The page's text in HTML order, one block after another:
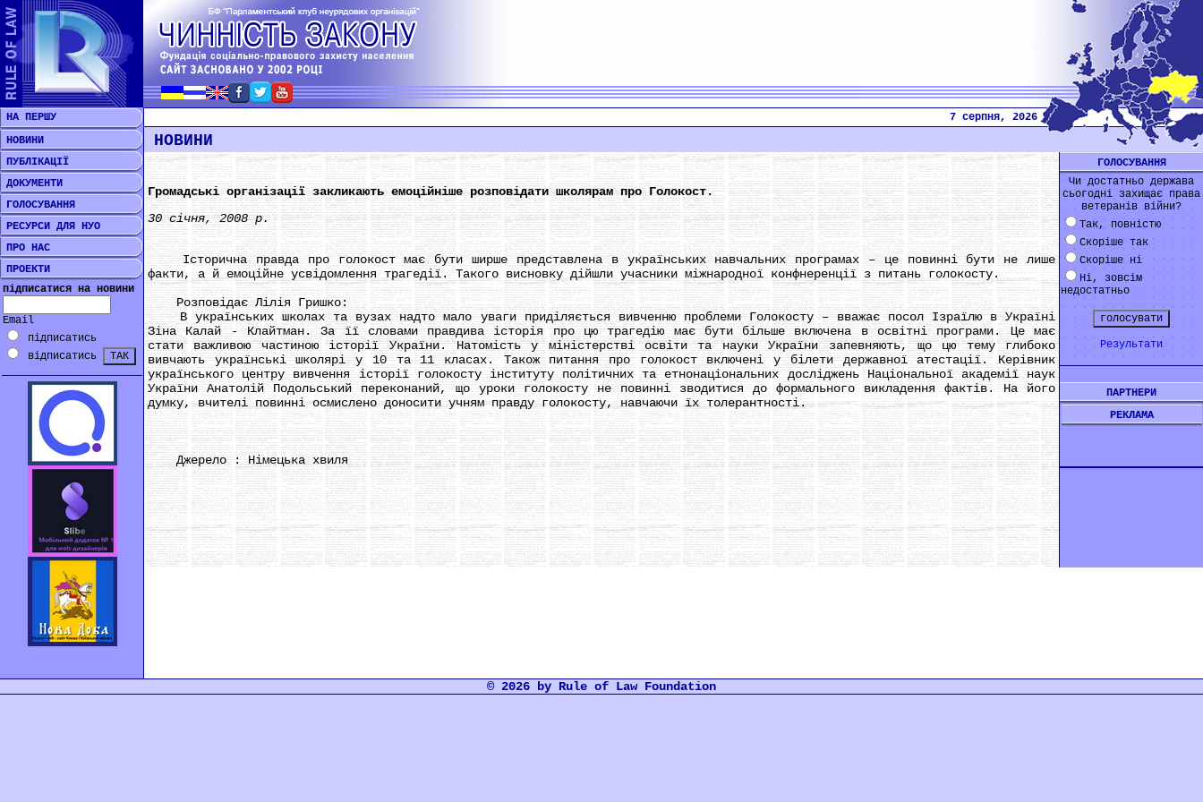
НА ПЕРШУ
7 серпня, 2026
НОВИНИ
ПУБЛІКАЦІЇ
ДОКУМЕНТИ
ГОЛОСУВАННЯ
РЕСУРСИ ДЛЯ НУО
ПРО НАС
ПРОЕКТИ
підписатися на новини
Email
підписатись
відписатись
НОВИНИ
Громадські організації закликають емоційніше розповідати школярам про Голокост.
30 січня, 2008 р.
Історична правда про голокост має бути ширше представлена в українських навчальних програмах – це повинні бути не лише
факти, а й емоційне усвідомлення трагедії. Такого висновку дійшли учасники міжнародної конфнеренції з питань голокосту.
Розповідає Лілія Гришко:
В українських школах та вузах надто мало уваги приділяється вивченню проблеми Голокосту – вважає посол Ізраїлю в Україні
Зіна Калай - Клайтман. За її словами правдива історія про цю трагедію має бути більше включена в освітні програми. Це має
стати важливою частиною історії України. Натомість у міністерстві освіти та науки України запевняють, що цю тему глибоко
вивчають українські школярі у 10 та 11 класах. Також питання про голокост включені у білети державної атестації. Керівник
українського центру вивчення історії голокосту інституту політичних та етнонаціональних досліджень Національної академії наук
України Анатолій Подольський переконаний, що уроки голокосту не повинні зводитися до формального викладення фактів. На його
думку, вчителі повинні осмислено доносити учням правду голокосту, навчаючи їх толерантності.
Джерело : Німецька хвиля
ГОЛОСУВАННЯ
Чи достатньо держава
сьогодні захищає права
ветеранів війни?
Так, повністю
Скоріше так
Скоріше ні
Ні, зовсім
недостатньо
Результати
ПАРТНЕРИ
РЕКЛАМА
© 2026 by Rule of Law Foundation